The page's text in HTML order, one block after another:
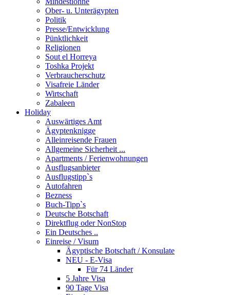
Ober- u. Unterägypten
Politik
Presse/Entwicklung
Pünktlichkeit
Religionen
Sout el Horreya
Toshka Projekt
Verbraucherschutz
Visafreie Länder
Wirtschaft
Zabaleen
Holiday
Auswärtiges Amt
Ägyptenknigge
Alleinreisende Frauen
Allgemeine Sicherheit ...
Apartments / Ferienwohnungen
Ausflugsanbieter
Ausflugstipp`s
Autofahren
Bezness
Buch-Tipp`s
Deutsche Botschaft
Direktflug oder NonStop
Ein Deutsches ..
Einreise / Visum
Ägyptische Botschaft / Konsulate
NEU - E-Visa
Für 74 Länder
5 Jahre Visa
90 Tage Visa